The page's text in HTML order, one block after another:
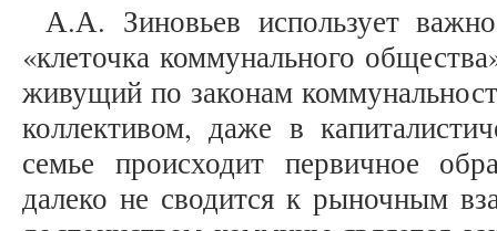
А.А. Зиновьев использует
«клеточка коммунального
живущий по законам
коллективом, даже в
семье происходит первичное
далеко не сводится к рыночным